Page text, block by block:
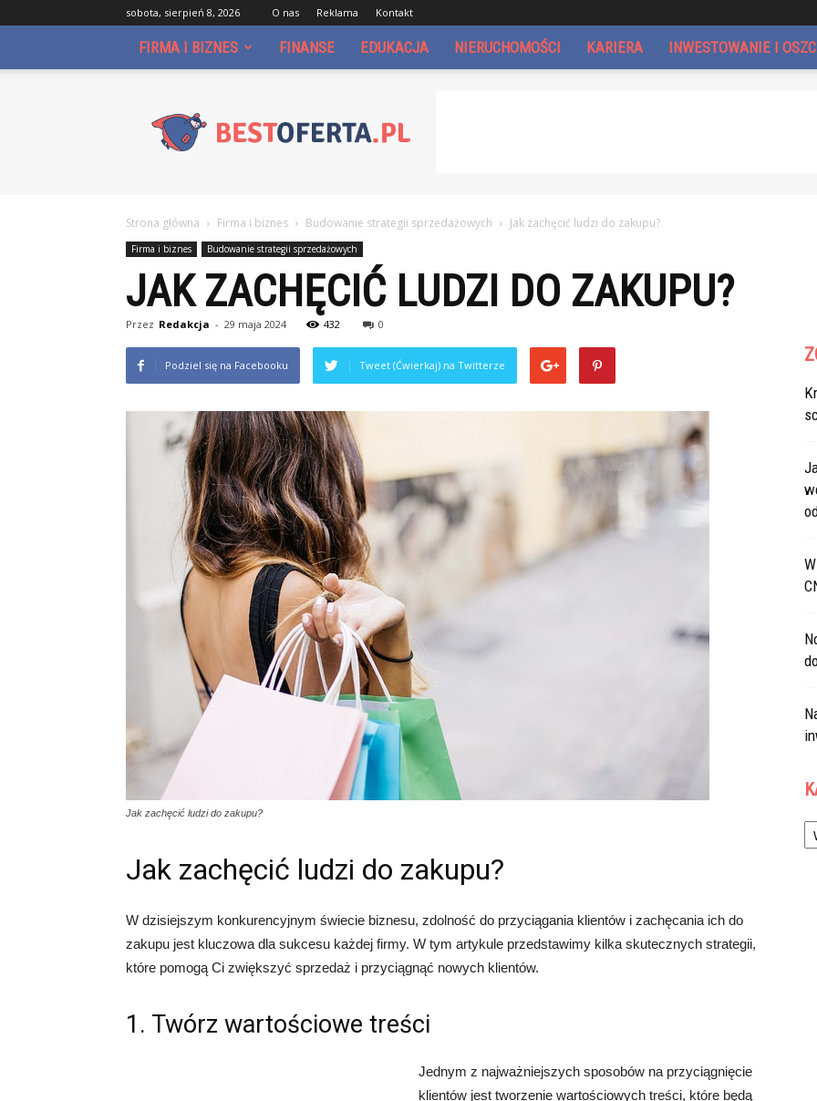
sobota, sierpień 8, 2026 O nas Reklama Kontakt
FIRMA I BIZNES FINANSE EDUKACJA NIERUCHOMOŚCI KARIERA INWESTOWANIE I
Strona główna Firma i biznes Budowanie strategii sprzedażowych Jak zachęcić ludzi do zakupu?
Firma i biznes Budowanie strategii sprzedażowych
JAK ZACHĘCIĆ LUDZI DO ZAKUPU?
Przez Redakcja - 29 maja 2024 432 0
Podziel się na Facebooku Tweet (Ćwierkaj) na Twitterze
Jak zachęcić ludzi do zakupu?
Jak zachęcić ludzi do zakupu?
W dzisiejszym konkurencyjnym świecie biznesu, zdolność do przyciągania klientów i zachęcania ich do
zakupu jest kluczowa dla sukcesu każdej firmy. W tym artykule przedstawimy kilka skutecznych strategii,
które pomogą Ci zwiększyć sprzedaż i przyciągnąć nowych klientów.
1. Twórz wartościowe treści
Jednym z najważniejszych sposobów na przyciągnięcie
klientów jest tworzenie wartościowych treści, które będą